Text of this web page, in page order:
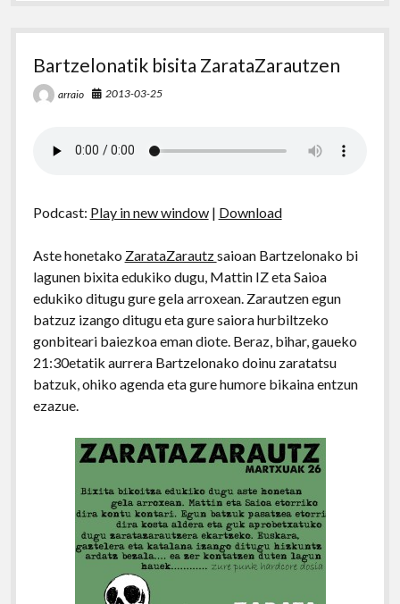
Bartzelonatik bisita ZarataZarautzen
arraio 2013-03-25
Podcast: Play in new window| Download
Aste honetako ZarataZarautzsaioan Bartzelonako bi
lagunen bixita edukiko dugu, Mattin IZ eta Saioa
edukiko ditugu gure gela arroxean. Zarautzen egun
batzuz izango ditugu eta gure saiora hurbiltzeko
gonbiteari baiezkoa eman diote. Beraz, bihar, gaueko
21:30etatik aurrera Bartzelonako doinu zaratatsu
batzuk, ohiko agenda eta gure humore bikaina entzun
ezazue.